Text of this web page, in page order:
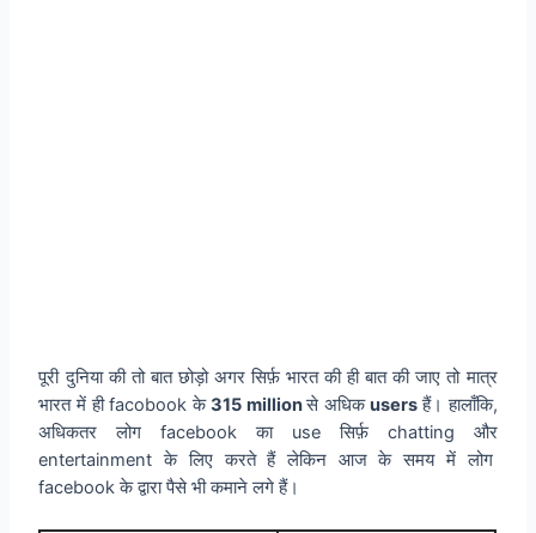
पूरी दुनिया की तो बात छोड़ो अगर सिर्फ़ भारत की ही बात की जाए तो मात्र
भारत में ही facobook के315 millionसे अधिकusersहैं। हालाँकि,
अधिकतर लोग facebook का use सिर्फ़ chatting और
entertainment के लिए करते हैं लेकिन आज के समय में लोग
facebook के द्वारा पैसे भी कमाने लगे हैं।